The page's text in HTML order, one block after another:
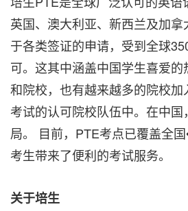
英国、澳大利亚、新西兰及加
于各类签证的申请，受到全球
可。这其中涵盖中国学生喜爱
和院校，也有越来越多的院校
考试的认可院校队伍中。在中
局。 目前，PTE考点已覆盖全
考生带来了便利的考试服务。
关于培生